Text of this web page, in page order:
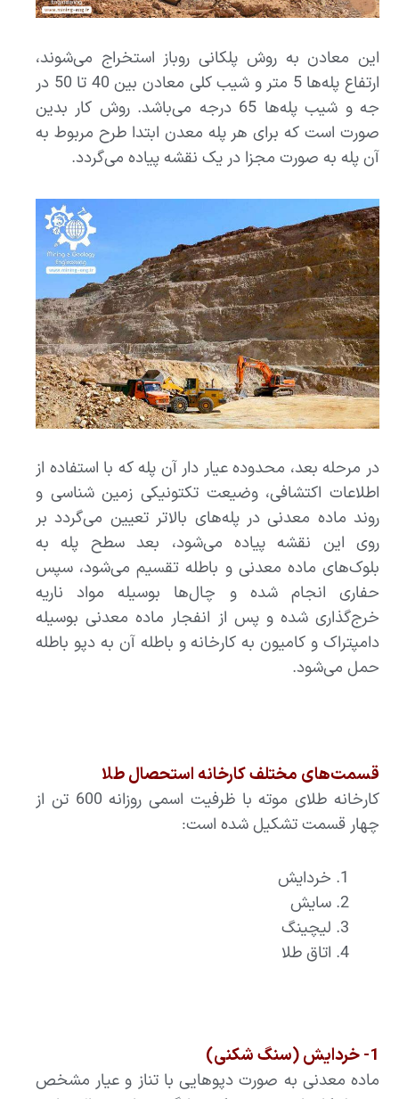
این معادن به روش پلکانی روباز استخراج می‌شوند،
ارتفاع پله‌ها 5 متر و شیب کلی معادن بین 40 تا 50 در
جه و شیب پله‌ها 65 درجه می‌باشد. روش کار بدین
صورت است که برای هر پله معدن ابتدا طرح مربوط به
آن پله به صورت مجزا در یک نقشه پیاده می‌گردد.
در مرحله بعد، محدوده عیار دار آن پله که با استفاده از
اطلاعات اکتشافی، وضیعت تکتونیکی زمین شناسی و
روند ماده معدنی در پله‌های بالاتر تعیین می‌گردد بر
روی این نقشه پیاده می‌شود، بعد سطح پله به
بلوک‌های ماده معدنی و باطله تقسیم می‌شود، سپس
حفاری انجام شده و چال‌ها بوسیله مواد ناریه
خرج‌گذاری شده و پس از انفجار ماده معدنی بوسیله
دامپتراک و کامیون به کارخانه و باطله آن به دپو باطله
حمل می‌شود.
قسمت‌های مختلف کارخانه استحصال طلا
کارخانه طلای موته با ظرفیت اسمی روزانه 600 تن از
چهار قسمت تشکیل شده است:
خردایش
سایش
لیچینگ
اتاق طلا
1- خردایش (سنگ شکنی)
ماده معدنی به صورت دپوهایی با تناز و عیار مشخص